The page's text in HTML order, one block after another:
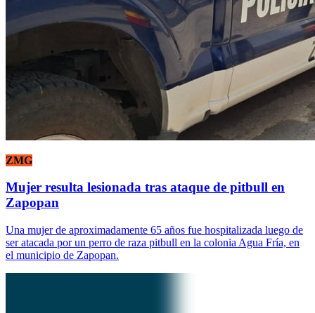
ZMG
Mujer resulta lesionada tras ataque de pitbull en
Zapopan
Una mujer de aproximadamente 65 años fue hospitalizada luego de
ser atacada por un perro de raza pitbull en la colonia Agua Fría, en
el municipio de Zapopan.